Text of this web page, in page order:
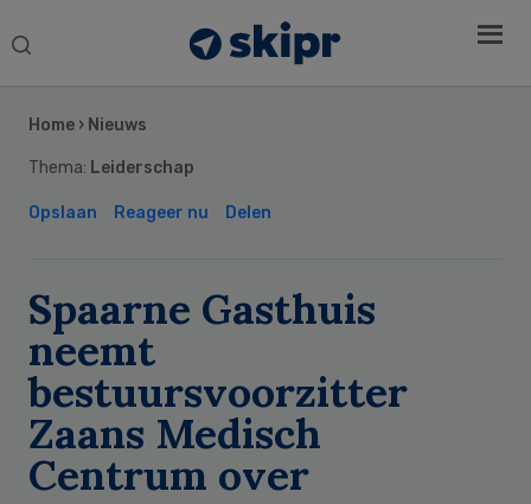
Search
Home › Nieuws
Thema: Leiderschap
Opslaan Reageer nu Delen
Spaarne Gasthuis
neemt
bestuursvoorzitter
Zaans Medisch
Centrum over
Sidebar